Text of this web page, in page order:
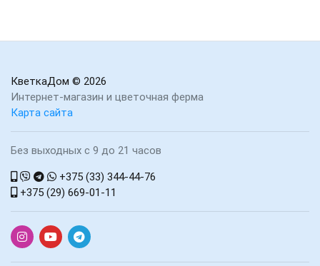
КветкаДом © 2026
Интернет-магазин и цветочная ферма
Карта сайта
Без выходных с 9 до 21 часов
+375 (33) 344-44-76
+375 (29) 669-01-11